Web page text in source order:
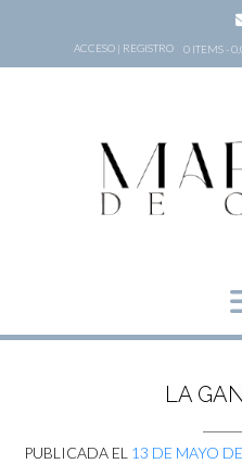
ACCESO | REGISTRO 0 ITEMS -
LA
PUBLICADA EL 13 DE MAYO